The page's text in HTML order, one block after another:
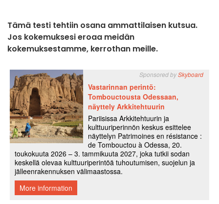
Tämä testi tehtiin osana ammattilaisen kutsua.
Jos kokemuksesi eroaa meidän
kokemuksestamme, kerrothan meille.